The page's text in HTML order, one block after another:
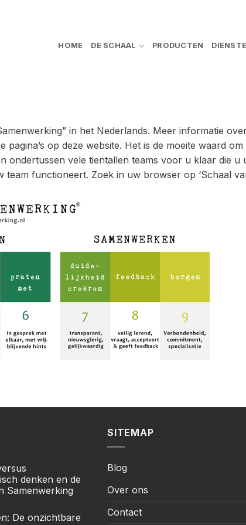
HOME DE SCHAAL PRODUCTEN
in het Nederlands. Meer informatie
op deze website. Het is de moeite waard
ondertussen vele tientallen teams voor u klaar die
functioneert. Zoek in uw browser op ‘Schaal
denken en de
Samenwerking
De onzichtbare
SITEMAP
Blog
Over ons
Contact